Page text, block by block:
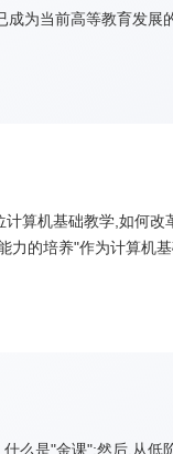
为当前高等教育发展
算机基础教学,如何
的培养"作为计算机
么是"金课";然后,从低